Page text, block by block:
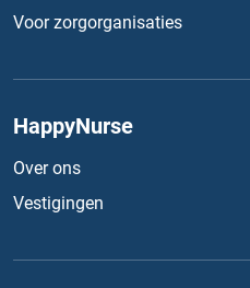
Voor zorgorganisaties
HappyNurse
Over ons
Vestigingen